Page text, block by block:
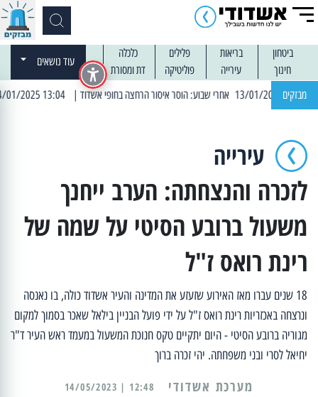
ביטחון בריאות פלילים
כלכלה
חינוך
עירייה פוליטיקה דת ומסורת
עוד נושאים
מבזקים | 13:04 14/01/2025 עובדים בלילות: עבודות קרצוף וריבוד אספלט
עירייה
לזכרה והנצחתה: הערב ייחנך
משעול ברובע הסיטי על שמה של
רינת רואס ז"ל
18 שנים עברו מאז האירוע שזעזע את המדינה והעיר אשדוד כולה, בו נאנסה
ונרצחה באכזריות רינת רואס ז"ל על ידי פועל הבניין בילאל שאכר בסמוך למקום
מגוריה ברובע הסיטי - היום יתקיים טקס חנוכת המשעול במעמד ראש העיר ד"ר
יחיאל לסרי ובני משפחתה. יהי זכרה ברוך
מערכת אשדודי 12:48 | 14/05/2023